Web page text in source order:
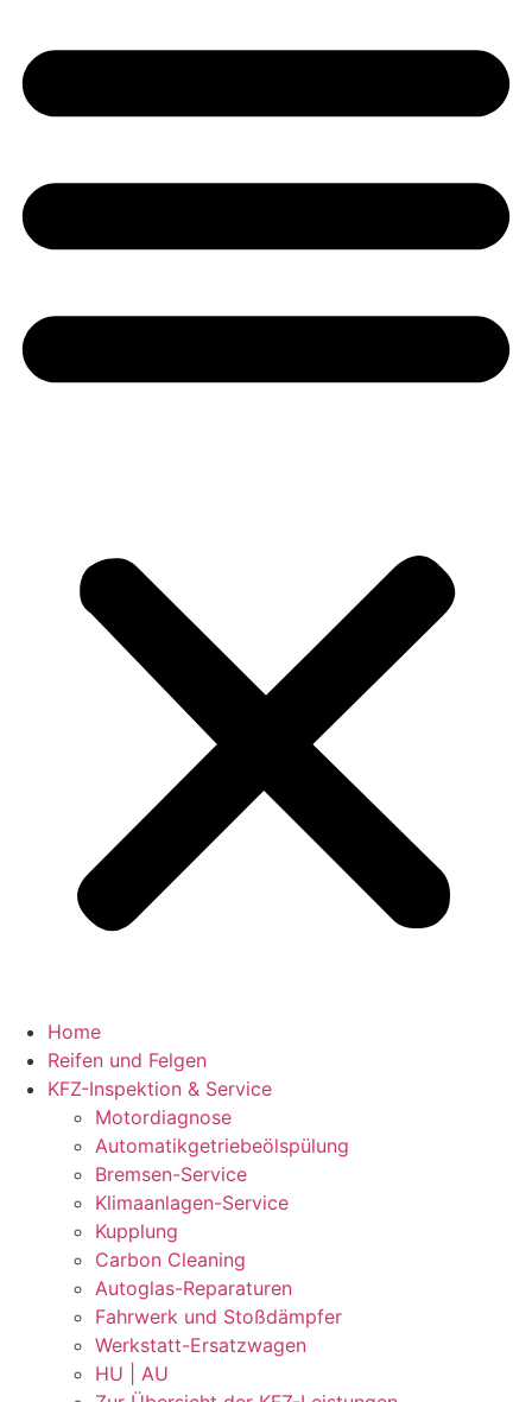
Home
Reifen und Felgen
KFZ-Inspektion & Service
Motordiagnose
Automatikgetriebeölspülung
Bremsen-Service
Klimaanlagen-Service
Kupplung
Carbon Cleaning
Autoglas-Reparaturen
Fahrwerk und Stoßdämpfer
Werkstatt-Ersatzwagen
HU | AU